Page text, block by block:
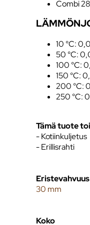
Combi
10 °C:
50 °C:
100 °C:
150 °C:
200 °C:
250 °C:
Tämä tuote
- Kotiinkuljetus
- Erillisrahti
Eristevahvuus
30 mm
Koko